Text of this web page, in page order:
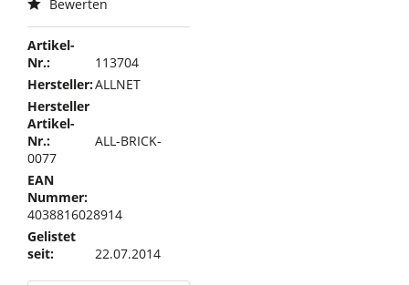
Bewerten
Artikel-
Nr.:
113704
Hersteller:ALLNET
Hersteller
Artikel-
Nr.:
ALL-BRICK-
0077
EAN
Nummer:
4038816028914
Gelistet
seit:
22.07.2014